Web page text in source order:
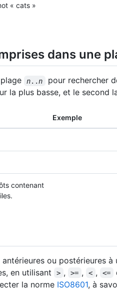
« cats »
dans une
n..n
pour rechercher
la plus basse, et le second
Exemple
contenant
ou postérieures à
en utilisant
> , >= , < , <=
la norme ISO8601, à